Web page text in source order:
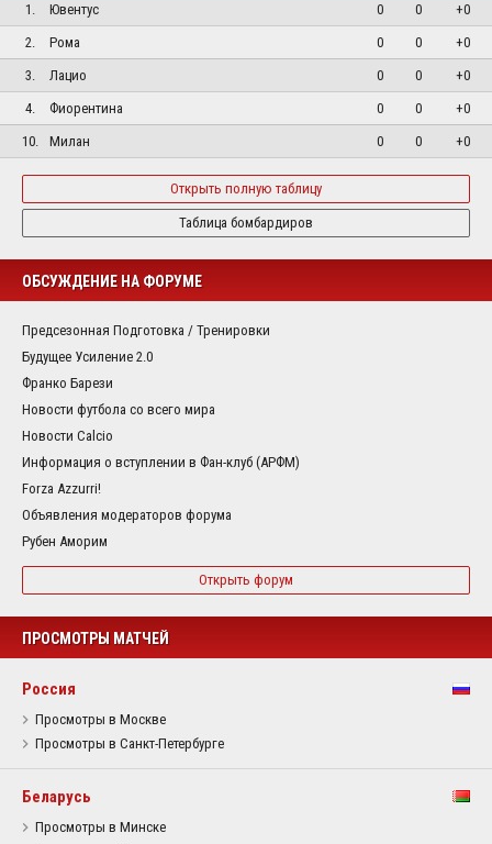
1.
Ювентус 0 0
+0
2.
Рома 0 0
+0
3.
Лацио 0 0
+0
4.
Фиорентина 0 0
+0
10.
Милан 0 0 +0
Открыть полную таблицу
Таблица бомбардиров
ОБСУЖДЕНИЕ НА ФОРУМЕ
Предсезонная Подготовка / Тренировки
Будущее Усиление 2.0
Франко Барези
Новости футбола со всего мира
Новости Calcio
Информация о вступлении в Фан-клуб (АРФМ)
Forza Azzurri!
Объявления модераторов форума
Рубен Аморим
Открыть форум
ПРОСМОТРЫ МАТЧЕЙ
Россия
Просмотры в Москве
Просмотры в Санкт-Петербурге
Беларусь
Просмотры в Минске